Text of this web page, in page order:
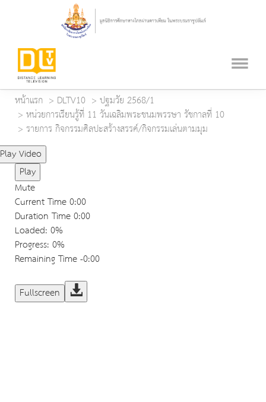
หน้าแรก DLTV10
ปฐมวัย 2568/1
หน่วยการเรียนรู้ที่ 11 วันเฉลิมพระชนมพรรษา รัชกาลที่ 10
รายการ กิจกรรมศิลปะสร้างสรรค์/กิจกรรมเล่นตามมุม
Play Video
Play
Mute
Current Time0:00
Duration Time0:00
Loaded: 0%
Progress: 0%
Remaining Time-0:00
Fullscreen